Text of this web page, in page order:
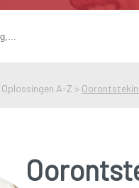
Oplossingen A-Z >